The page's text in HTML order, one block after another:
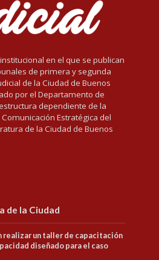
en el que se publican
de primera y segunda
de la Ciudad de Buenos
por el Departamento de
dependiente de la
Estratégica del
de la Ciudad de Buenos
de la Ciudad
realizar un taller de capacitación
diseñado para el caso